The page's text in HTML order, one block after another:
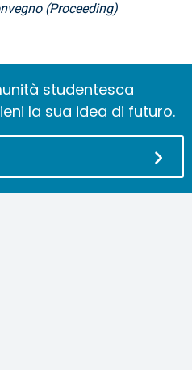
(Proceeding)
studentesca
la sua idea di futuro.